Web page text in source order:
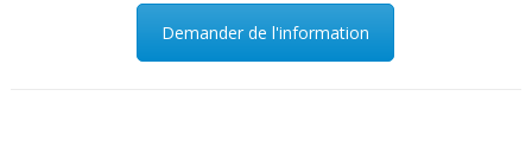
Demander de l'information